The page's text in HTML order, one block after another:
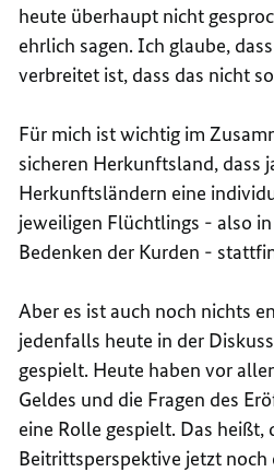
heute überhaupt nicht
ehrlich sagen. Ich glaube,
verbreitet ist, dass das nicht
Für mich ist wichtig im
sicheren Herkunftsland, dass
Herkunftsländern eine
jeweiligen Flüchtlings - also
Bedenken der Kurden -
Aber es ist auch noch nichts
jedenfalls heute in der
gespielt. Heute haben vor
Geldes und die Fragen des
eine Rolle gespielt. Das heißt,
Beitrittsperspektive jetzt